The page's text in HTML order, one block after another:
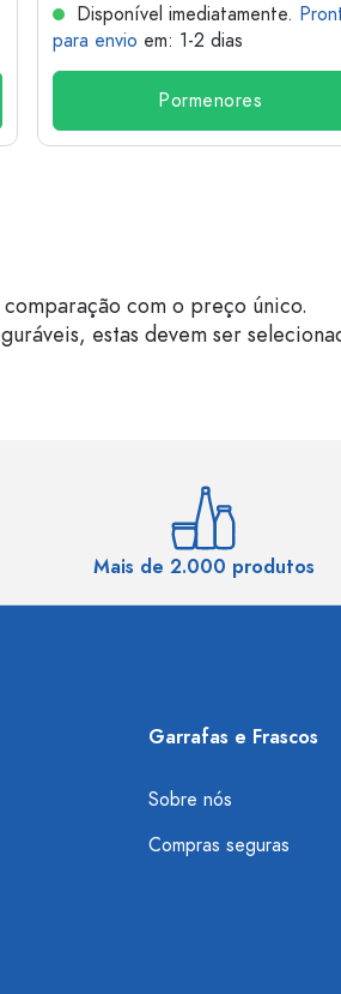
Disponível imediatamente.
para envio em: 1-2 dias
Pormenores
com o preço único.
estas devem ser
Mais de 2.000 produtos
Garrafas e Frascos
Sobre nós
Compras seguras